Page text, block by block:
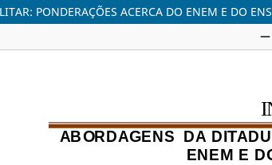
PONDERAÇÕES ACERCA DO ENEM E DO